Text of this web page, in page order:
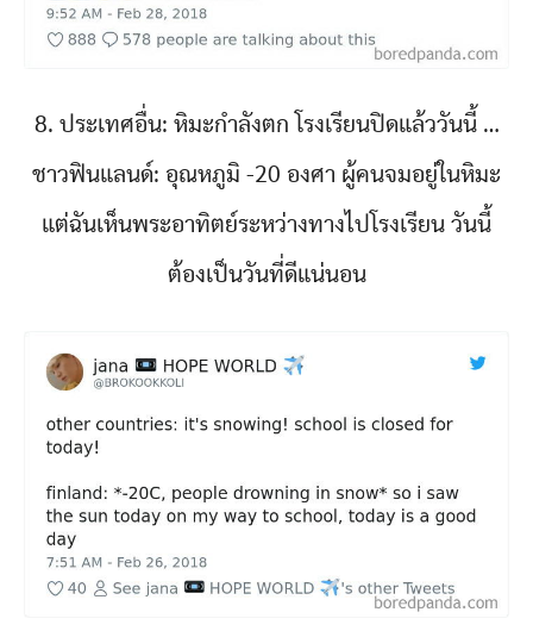
8. ประเทศอื่น: หิมะกำลังตก โรงเรียนปิดแล้ววันนี้ …
ชาวฟินแลนด์: อุณหภูมิ -20 องศา ผู้คนจมอยู่ในหิมะ
แต่ฉันเห็นพระอาทิตย์ระหว่างทางไปโรงเรียน วันนี้
ต้องเป็นวันที่ดีแน่นอน